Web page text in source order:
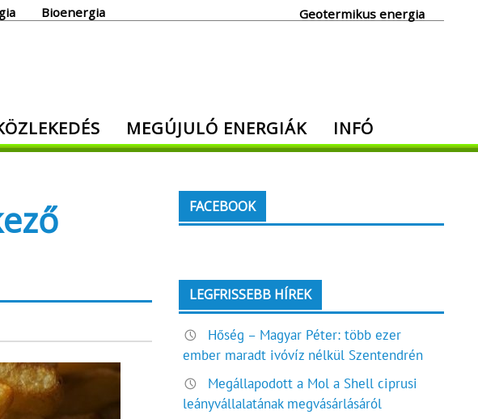
Bioenergia Geotermikus energia
MEGÚJULÓ ENERGIÁK INFÓ
FACEBOOK
LEGFRISSEBB HÍREK
Hőség – Magyar Péter: több ezer
ember maradt ivóvíz nélkül Szentendrén
Megállapodott a Mol a Shell ciprusi
leányvállalatának megvásárlásáról